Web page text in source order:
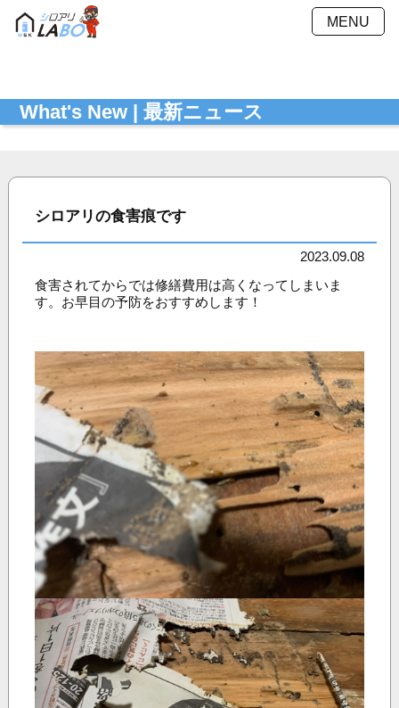
MENU
施工事例 Ｑ＆Ａ
プライバシーポリシー お問い合わせ
What's New | 最新ニュース
シロアリの食害痕です
2023.09.08
食害されてからでは修繕費用は高くなってしまいま
す。お早目の予防をおすすめします！